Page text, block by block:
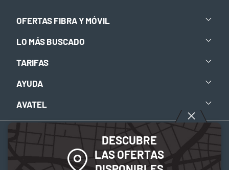
DESCUBRE
LAS OFERTAS
OFERTAS FIBRA Y MÓVIL
LO MÁS BUSCADO
TARIFAS
AYUDA
AVATEL
Política de privacidad-Política de Cookies